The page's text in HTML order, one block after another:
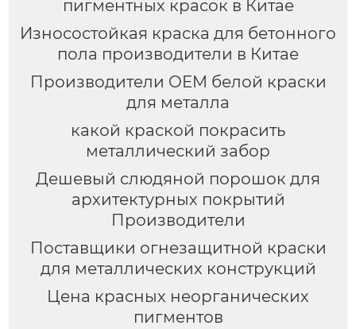
пигментных красок в Китае
Износостойкая краска для бетонного
пола производители в Китае
Производители OEM белой краски
для металла
какой краской покрасить
металлический забор
Дешевый слюдяной порошок для
архитектурных покрытий
Производители
Поставщики огнезащитной краски
для металлических конструкций
Цена красных неорганических
пигментов